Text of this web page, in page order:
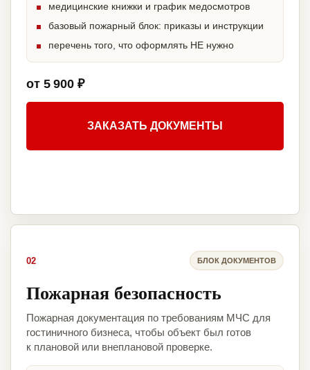
медицинские книжки и график медосмотров
базовый пожарный блок: приказы и инструкции
перечень того, что оформлять НЕ нужно
от 5 900 ₽
ЗАКАЗАТЬ ДОКУМЕНТЫ
02 БЛОК ДОКУМЕНТОВ
Пожарная безопасность
Пожарная документация по требованиям МЧС для
гостиничного бизнеса, чтобы объект был готов
к плановой или внеплановой проверке.